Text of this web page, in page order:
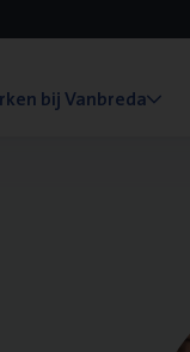
bij Vanbreda